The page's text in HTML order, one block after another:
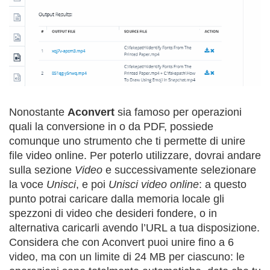
Nonostante Aconvert sia famoso per operazioni
quali la conversione in o da PDF, possiede
comunque uno strumento che ti permette di unire
file video online. Per poterlo utilizzare, dovrai andare
sulla sezione Video e successivamente selezionare
la voce Unisci, e poi Unisci video online: a questo
punto potrai caricare dalla memoria locale gli
spezzoni di video che desideri fondere, o in
alternativa caricarli avendo l’URL a tua disposizione.
Considera che con Aconvert puoi unire fino a 6
video, ma con un limite di 24 MB per ciascuno: le